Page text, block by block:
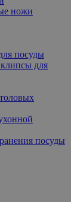
ножи
посуды
для
посуды